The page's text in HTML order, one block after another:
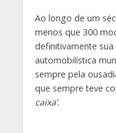
Ao longo de um
menos que 300
definitivamente
automobilística
sempre pela
que sempre teve
caixa’.